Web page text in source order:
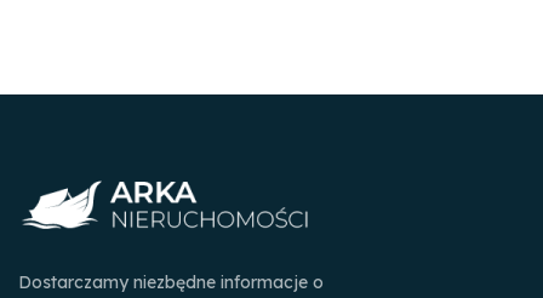
Dostarczamy niezbędne informacje o